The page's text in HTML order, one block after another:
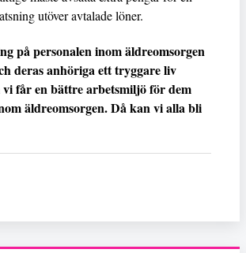
utöver avtalade löner.
på personalen inom äldreomsorgen
deras anhöriga ett tryggare liv
vi får en bättre arbetsmiljö för dem
äldreomsorgen. Då kan vi alla bli